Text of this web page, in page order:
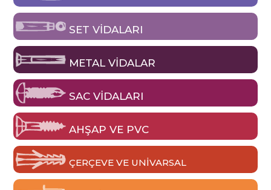
SET VIDALARI
METAL VIDALAR
SAC VIDALARI
AHŞAP VE PVC
ÇERÇEVE VE UNIVARSAL